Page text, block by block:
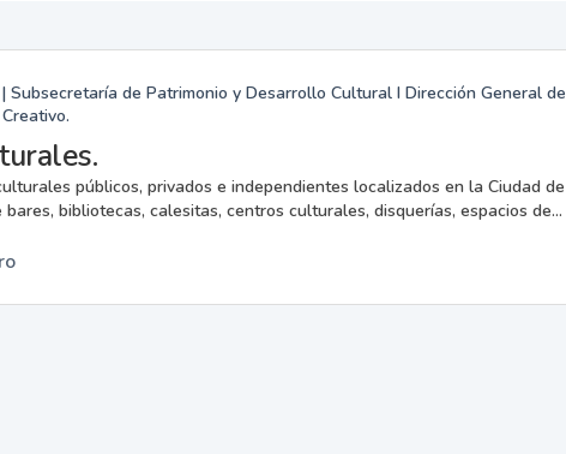
Subsecretaría de Patrimonio y Desarrollo Cultural I Dirección General de
públicos, privados e independientes localizados en la Ciudad de
bares, bibliotecas, calesitas, centros culturales, disquerías, espacios de...